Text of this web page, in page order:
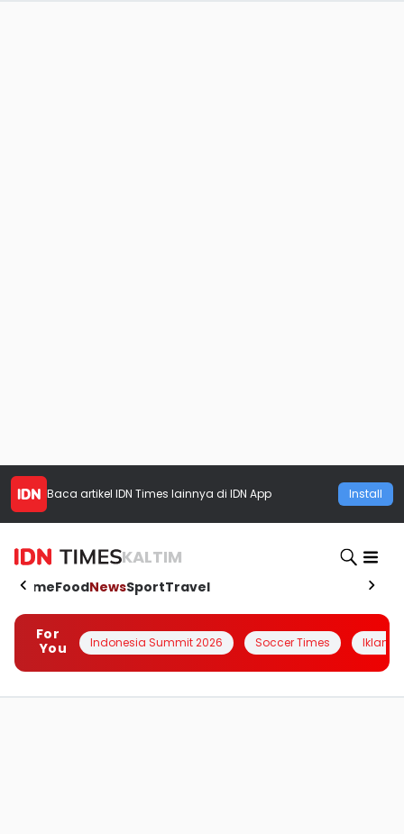
Baca artikel IDN Times lainnya di IDN App Install
KALTIM
HomeFoodNewsSportTravel
For
You
Indonesia Summit 2026 Soccer Times Iklanin